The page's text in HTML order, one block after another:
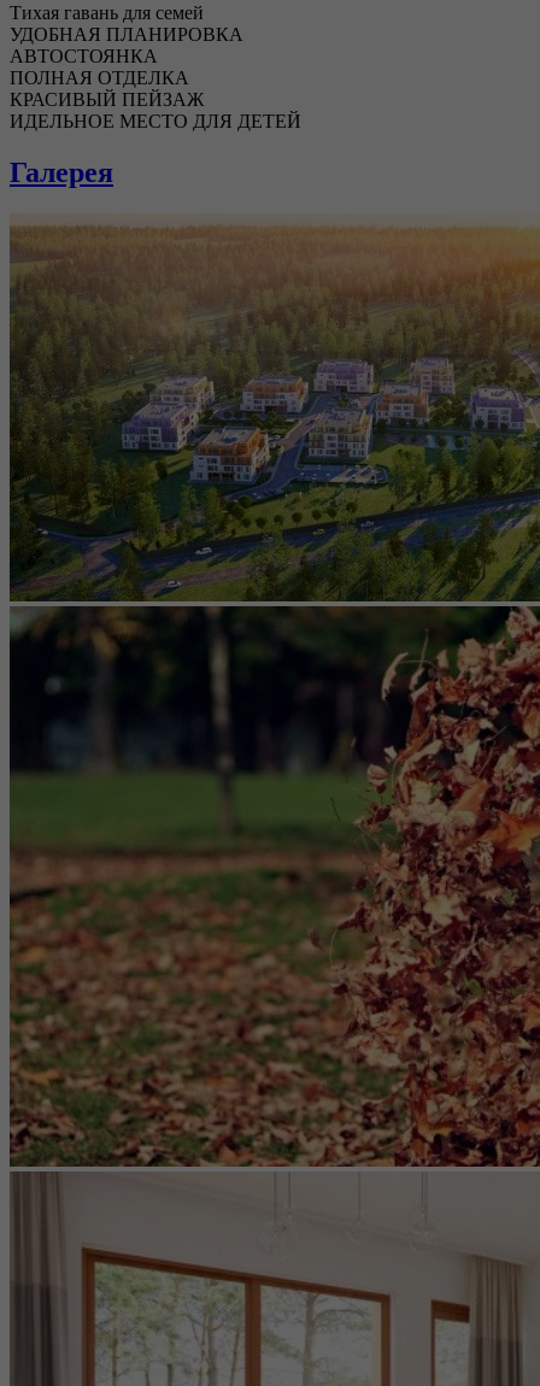
Тихая гавань для семей
УДОБНАЯ ПЛАНИРОВКА
АВТОСТОЯНКА
ПОЛНАЯ ОТДЕЛКА
КРАСИВЫЙ ПЕЙЗАЖ
ИДЕЛЬНОЕ МЕСТО ДЛЯ ДЕТЕЙ
Галерея